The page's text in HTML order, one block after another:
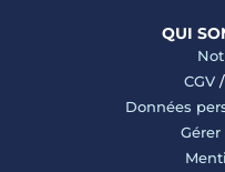
QUI
CGV/
Données